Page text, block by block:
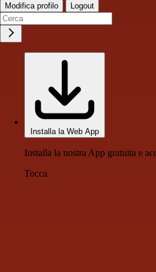
Modifica profilo Logout
Installa la Web App
Installa la nostra App gratuita e
Tocca